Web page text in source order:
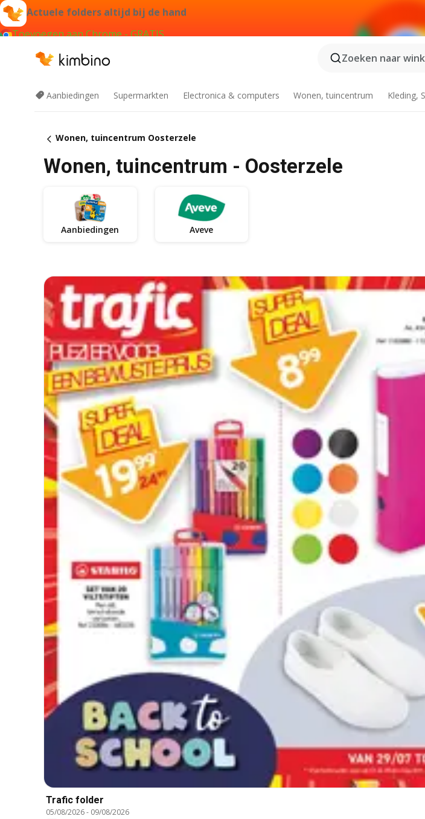
Actuele folders altijd bij de hand
Toevoegen aan Chrome - GRATIS
Zoeken naar
Aanbiedingen Supermarkten Electronica & computers Wonen, tuincentrum Kleding,
Wonen, tuincentrum Oosterzele
Wonen, tuincentrum - Oosterzele
Aanbiedingen Aveve
Trafic folder
05/08/2026- 09/08/2026